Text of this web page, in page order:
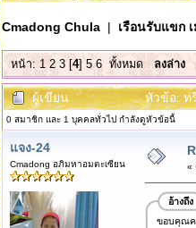
Cmadong Chula| เรือนรับแขก
หน้า:1 2 3[4]5 6 ทั้งหมด ลงล่าง
ผู้เขียน หัวข้อ: ท
0 สมาชิก และ 1 บุคคลทั่วไป กำลังดูหัวข้อนี้
แจง-24
Cmadong อภิมหาอมตะเซียน «
อ้างถึง
ขอบคุณค